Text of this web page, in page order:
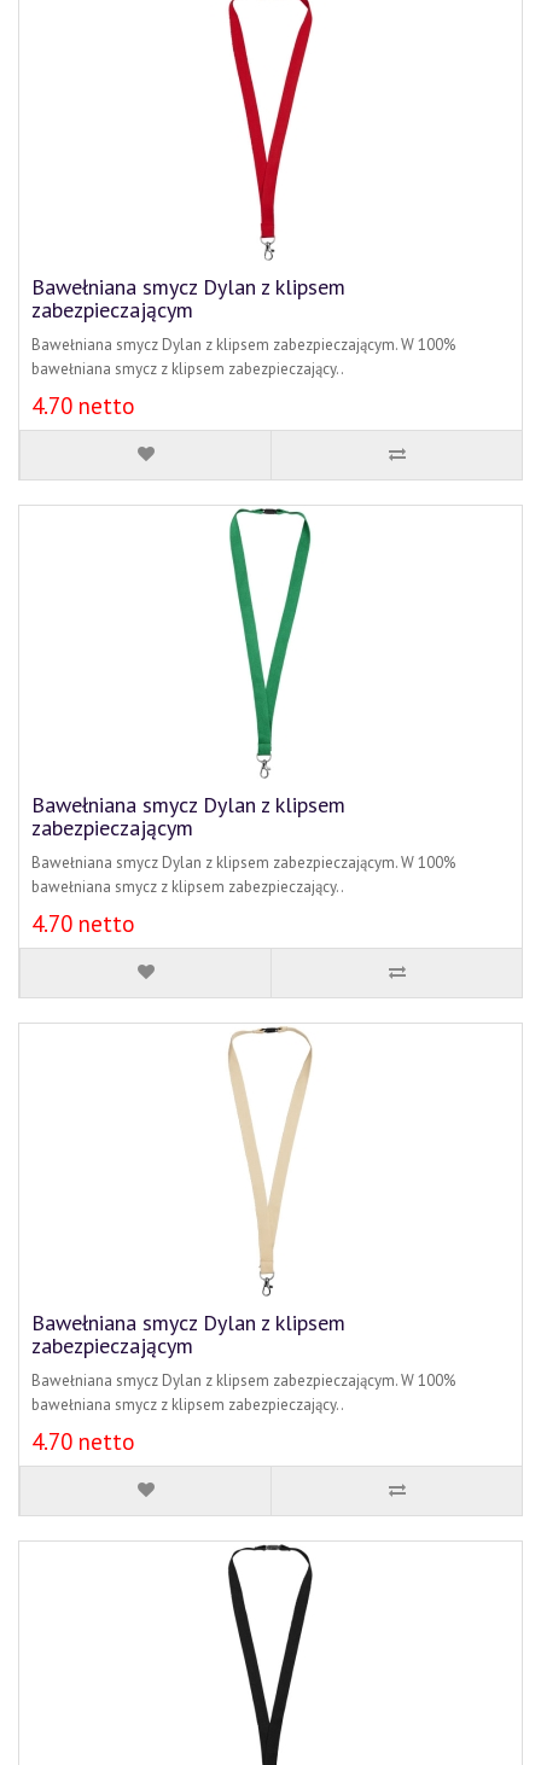
Bawełniana smycz Dylan z klipsem
zabezpieczającym
Bawełniana smycz Dylan z klipsem zabezpieczającym. W 100%
bawełniana smycz z klipsem zabezpieczający..
4.70 netto
Bawełniana smycz Dylan z klipsem
zabezpieczającym
Bawełniana smycz Dylan z klipsem zabezpieczającym. W 100%
bawełniana smycz z klipsem zabezpieczający..
4.70 netto
Bawełniana smycz Dylan z klipsem
zabezpieczającym
Bawełniana smycz Dylan z klipsem zabezpieczającym. W 100%
bawełniana smycz z klipsem zabezpieczający..
4.70 netto